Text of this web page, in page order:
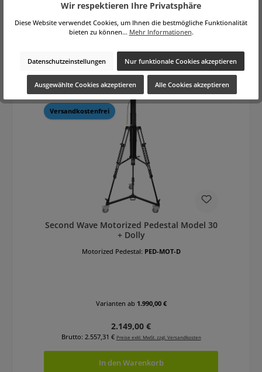
Regulärer Preis:
1.990,00 €
Brutto: 2.368,10 €Preise exkl. MwSt. zzgl. Versandkosten
In den Warenkorb
Versandkostenfrei
Second Wave Motorized Pedestal Model 30
+ Dolly
Motorized Pedestal: PED-MOT-D
Varianten ab 1.990,00 €
Regulärer Preis:
2.149,00 €
Brutto: 2.557,31 € Preise exkl. MwSt. zzgl. Versandkosten
In den Warenkorb
Wir respektieren Ihre Privatsphäre
Diese Website verwendet Cookies, um Ihnen die bestmögliche Funktionalität
bieten zu können... Mehr Informationen.
Datenschutzeinstellungen Nur funktionale Cookies akzeptieren
Ausgewählte Cookies akzeptieren Alle Cookies akzeptieren